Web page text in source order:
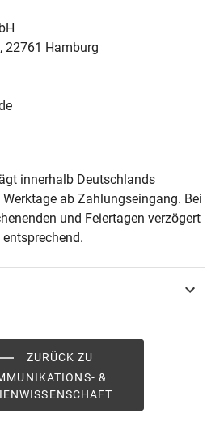
22761 Hamburg
innerhalb Deutschlands
ab Zahlungseingang. Bei
und Feiertagen verzögert
ZURÜCK ZU
&